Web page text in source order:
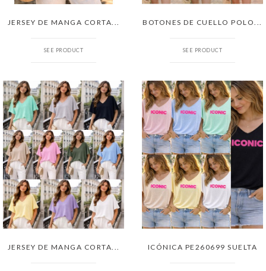
JERSEY DE MANGA CORTA...
SEE PRODUCT
BOTONES DE CUELLO POLO...
SEE PRODUCT
JERSEY DE MANGA CORTA... ICÓNICA PE260699 SUELTA